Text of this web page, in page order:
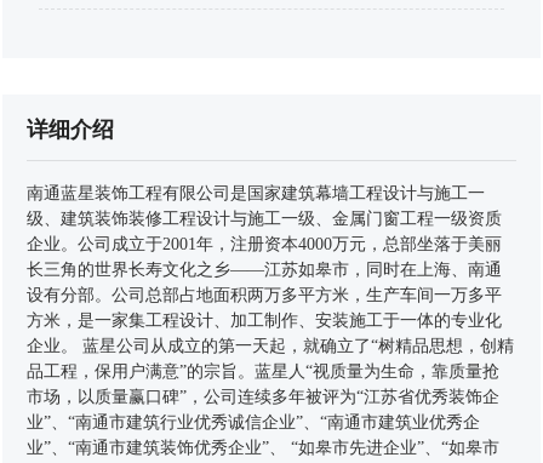
详细介绍
南通蓝星装饰工程有限公司是国家建筑幕墙工程设计与施工一
级、建筑装饰装修工程设计与施工一级、金属门窗工程一级资质
企业。公司成立于2001年，注册资本4000万元，总部坐落于美丽
长三角的世界长寿文化之乡——江苏如皋市，同时在上海、南通
设有分部。公司总部占地面积两万多平方米，生产车间一万多平
方米，是一家集工程设计、加工制作、安装施工于一体的专业化
企业。 蓝星公司从成立的第一天起，就确立了“树精品思想，创精
品工程，保用户满意”的宗旨。蓝星人“视质量为生命，靠质量抢
市场，以质量赢口碑”，公司连续多年被评为“江苏省优秀装饰企
业”、“南通市建筑行业优秀诚信企业”、“南通市建筑业优秀企
业”、“南通市建筑装饰优秀企业”、 “如皋市先进企业”、“如皋市